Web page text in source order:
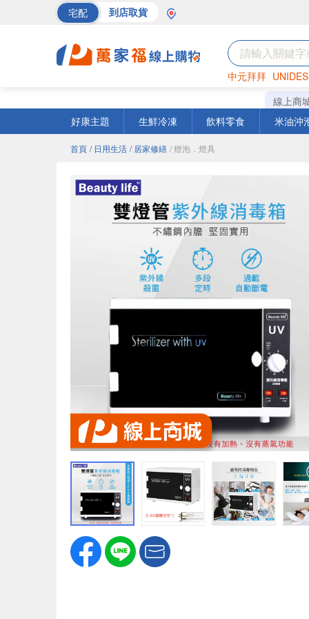
宅配 到店取貨
中元拜拜
巧克力 罐頭
線上商
好康主題
生鮮冷凍 飲料零食 米油沖
首頁 / 日用生活 / 居家修繕 / 燈泡．燈具